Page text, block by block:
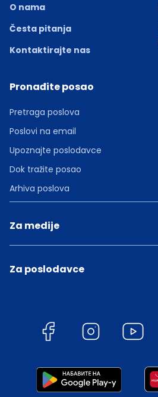
O nama
Česta pitanja
Kontaktirajte nas
Pronađite posao
Pretraga poslova
Poslovi na email
Upoznajte poslodavce
Dok tražite posao
Arhiva poslova
Za medije
Za poslodavce